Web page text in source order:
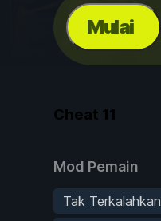
Mulai
Cheat 11
Mod Pemain
Tak Terkalahkan